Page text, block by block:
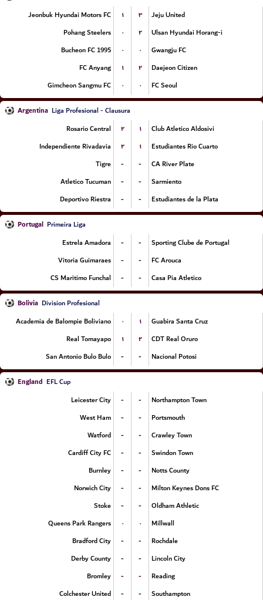
Jeonbuk Hyundai Motors FC
۱ ۳
Jeju United
Pohang Steelers
۰ ۲
Ulsan Hyundai Horang-i
Bucheon FC 1995
۰ ۰
Gwangju FC
FC Anyang
۱ ۲
Daejeon Citizen
Gimcheon Sangmu FC
۰ ۰ FC Seoul
Argentina Liga Profesional - Clausura
Rosario Central
۲ ۱
Club Atletico Aldosivi
Independiente Rivadavia
۲ ۱
Estudiantes Rio Cuarto
Tigre
- -
CA River Plate
Atletico Tucuman
- -
Sarmiento
Deportivo Riestra
- - Estudiantes de la Plata
Portugal Primeira Liga
Estrela Amadora
- -
Sporting Clube de Portugal
Vitoria Guimaraes
- -
FC Arouca
CS Maritimo Funchal
- - Casa Pia Atletico
Bolivia Division Profesional
Academia de Balompie Boliviano
۰ ۱
Guabira Santa Cruz
Real Tomayapo
۱ ۲
CDT Real Oruro
San Antonio Bulo Bulo
- - Nacional Potosi
England EFL Cup
Leicester City
- -
Northampton Town
West Ham
- -
Portsmouth
Watford
- -
Crawley Town
Cardiff City FC
- -
Swindon Town
Burnley
- -
Notts County
Norwich City
- -
Milton Keynes Dons FC
Stoke
- -
Oldham Athletic
Queens Park Rangers
۰ ۰
Millwall
Bradford City
- -
Rochdale
Derby County
- -
Lincoln City
Bromley
- -
Reading
Colchester United
- -
Southampton